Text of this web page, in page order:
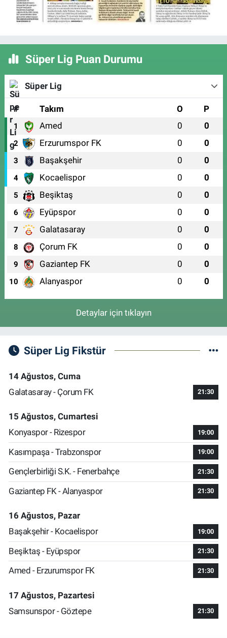
Süper Lig Puan Durumu
Süper Lig
# Takım O P
1 Amed 0 0
2 Erzurumspor FK 0 0
3 Başakşehir 0 0
4 Kocaelispor 0 0
5 Beşiktaş 0 0
6 Eyüpspor 0 0
7 Galatasaray 0 0
8 Çorum FK 0 0
9 Gaziantep FK 0 0
10 Alanyaspor 0 0
Detaylar için tıklayın
Süper Lig Fikstür
14 Ağustos, Cuma
Galatasaray - Çorum FK
21:30
15 Ağustos, Cumartesi
Konyaspor - Rizespor
19:00
Kasımpaşa - Trabzonspor 19:00
Gençlerbirliği S.K. - Fenerbahçe 21:30
Gaziantep FK - Alanyaspor 21:30
16 Ağustos, Pazar
Başakşehir - Kocaelispor
19:00
Beşiktaş - Eyüpspor 21:30
Amed - Erzurumspor FK 21:30
17 Ağustos, Pazartesi
Samsunspor - Göztepe
21:30